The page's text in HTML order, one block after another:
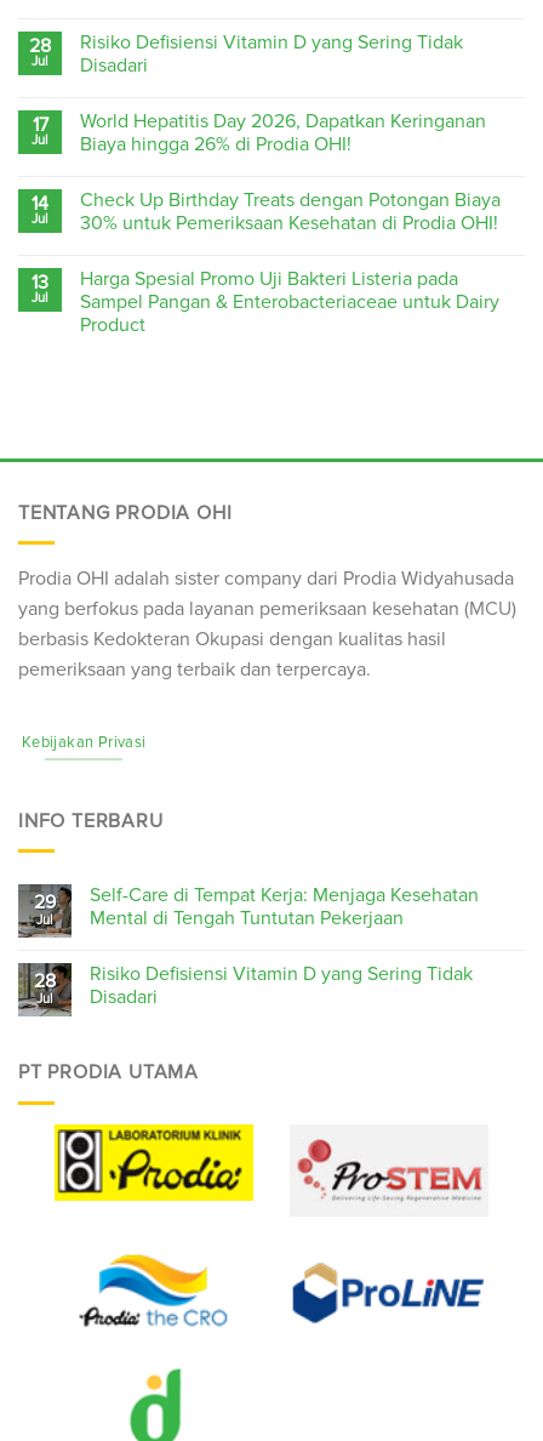
28
Jul
Risiko Defisiensi Vitamin D yang Sering Tidak
Disadari
17
Jul
World Hepatitis Day 2026, Dapatkan Keringanan
Biaya hingga 26% di Prodia OHI!
14
Jul
Check Up Birthday Treats dengan Potongan Biaya
30% untuk Pemeriksaan Kesehatan di Prodia OHI!
13
Jul
Harga Spesial Promo Uji Bakteri Listeria pada
Sampel Pangan & Enterobacteriaceae untuk Dairy
Product
TENTANG PRODIA OHI
Prodia OHI adalah sister company dari Prodia Widyahusada
yang berfokus pada layanan pemeriksaan kesehatan (MCU)
berbasis Kedokteran Okupasi dengan kualitas hasil
pemeriksaan yang terbaik dan terpercaya.
Kebijakan Privasi
INFO TERBARU
29
Jul
Self-Care di Tempat Kerja: Menjaga Kesehatan
Mental di Tengah Tuntutan Pekerjaan
28
Jul
Risiko Defisiensi Vitamin D yang Sering Tidak
Disadari
PT PRODIA UTAMA